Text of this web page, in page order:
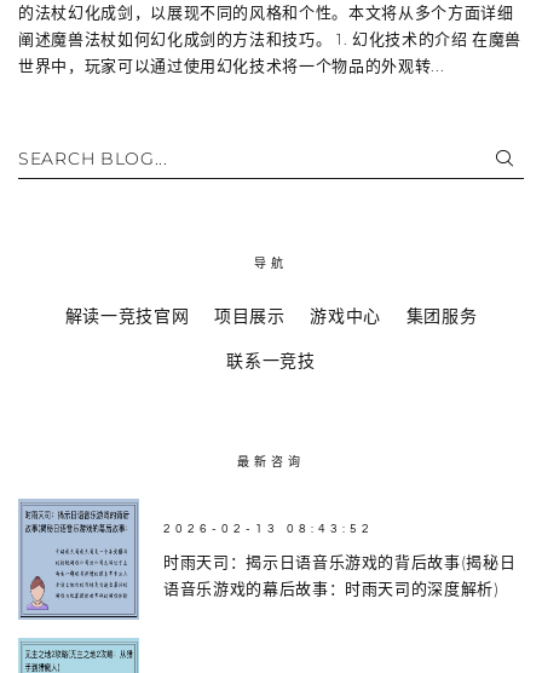
的法杖幻化成剑，以展现不同的风格和个性。本文将从多个方面详细
阐述魔兽法杖如何幻化成剑的方法和技巧。 1. 幻化技术的介绍 在魔兽
世界中，玩家可以通过使用幻化技术将一个物品的外观转...
SEARCH BLOG...
导航
解读一竞技官网 项目展示 游戏中心 集团服务
联系一竞技
最新咨询
2026-02-13 08:43:52
时雨天司：揭示日语音乐游戏的背后故事(揭秘日
语音乐游戏的幕后故事：时雨天司的深度解析)